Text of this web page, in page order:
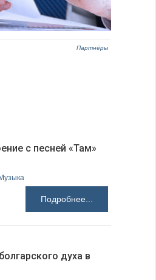
Партнёры
с песней «Там»
Музыка
Подробнее...
духа в